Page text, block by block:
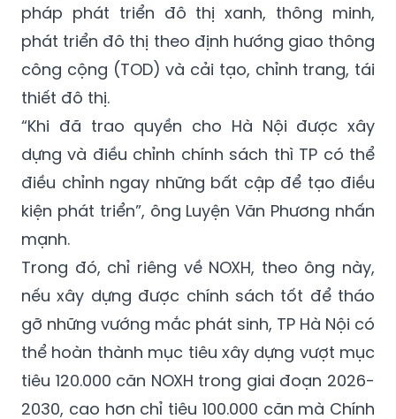
pháp phát triển đô thị xanh, thông minh,
phát triển đô thị theo định hướng giao thông
công cộng (TOD) và cải tạo, chỉnh trang, tái
thiết đô thị.
“Khi đã trao quyền cho Hà Nội được xây
dựng và điều chỉnh chính sách thì TP có thể
điều chỉnh ngay những bất cập để tạo điều
kiện phát triển”, ông Luyện Văn Phương nhấn
mạnh.
Trong đó, chỉ riêng về NOXH, theo ông này,
nếu xây dựng được chính sách tốt để tháo
gỡ những vướng mắc phát sinh, TP Hà Nội có
thể hoàn thành mục tiêu xây dựng vượt mục
tiêu 120.000 căn NOXH trong giai đoạn 2026-
2030, cao hơn chỉ tiêu 100.000 căn mà Chính